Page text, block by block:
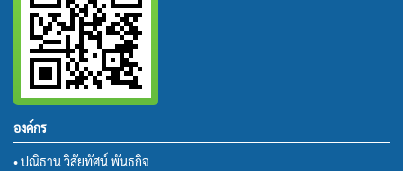
องค์กร
• ปณิธาน วิสัยทัศน์ พันธกิจ